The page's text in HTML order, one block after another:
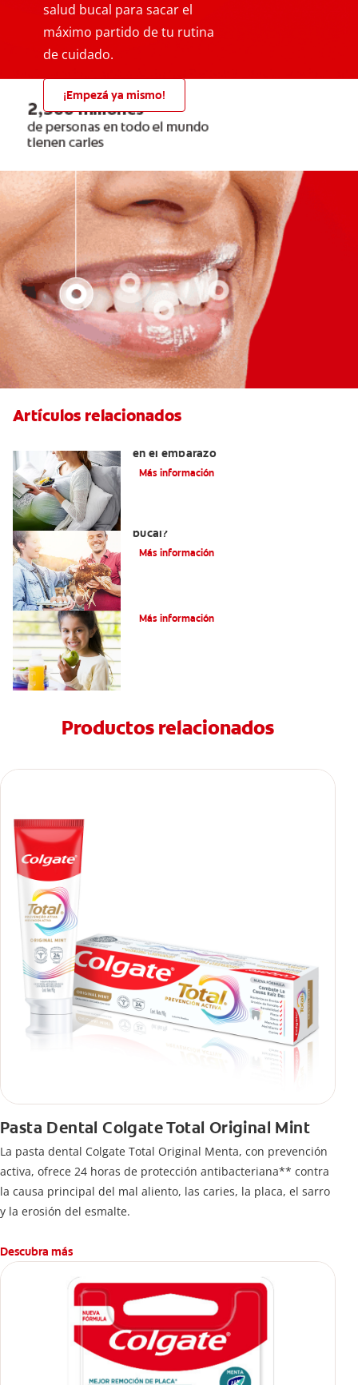
salud bucal para sacar el
máximo partido de tu rutina
de cuidado.
¡Empezá ya mismo!
Artículos relacionados
en el embarazo
Más información
bucal?
Más información
Más información
Productos relacionados
Pasta Dental Colgate Total Original Mint
La pasta dental Colgate Total Original Menta, con prevención
activa, ofrece 24 horas de protección antibacteriana** contra
la causa principal del mal aliento, las caries, la placa, el sarro
y la erosión del esmalte.
Descubra más